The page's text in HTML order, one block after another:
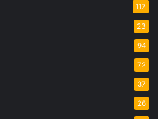
117
23
94
72
37
26